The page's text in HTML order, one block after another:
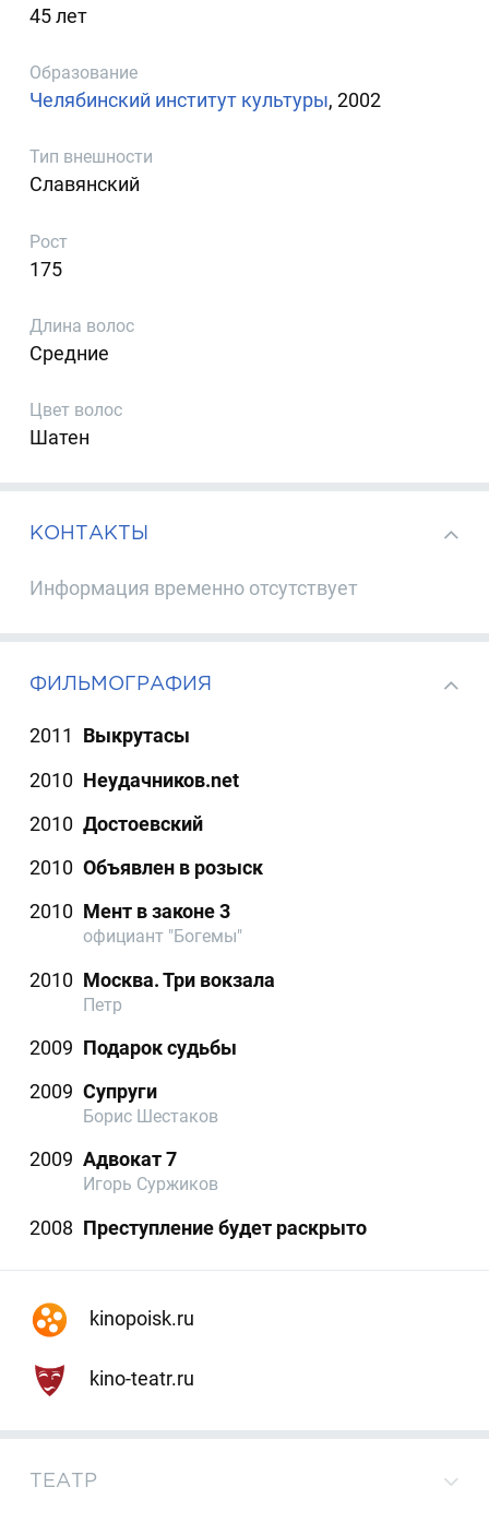
45 лет
Образование
Челябинский институт культуры, 2002
Тип внешности
Славянский
Рост
175
Длина волос
Средние
Цвет волос
Шатен
КОНТАКТЫ
Информация временно отсутствует
ФИЛЬМОГРАФИЯ
2011
Выкрутасы
2010 Неудачников.net
2010 Достоевский
2010 Объявлен в розыск
2010 Мент в законе 3
официант "Богемы"
2010 Москва. Три вокзала
Петр
2009 Подарок судьбы
2009 Супруги
Борис Шестаков
2009 Адвокат 7
Игорь Суржиков
2008 Преступление будет раскрыто
kinopoisk.ru
kino-teatr.ru
ТЕАТР